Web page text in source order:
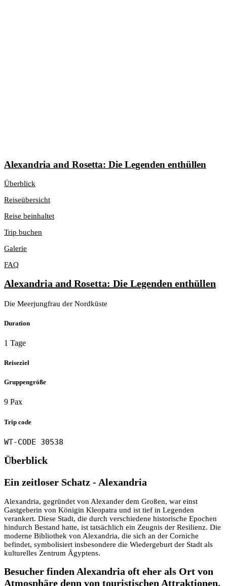
Alexandria and Rosetta: Die Legenden enthüllen
Überblick
Reiseübersicht
Reise beinhaltet
Trip buchen
Galerie
FAQ
Alexandria and Rosetta: Die Legenden enthüllen
Die Meerjungfrau der Nordküste
Duration
1 Tage
Reiseziel
Gruppengröße
9 Pax
Trip code
WT-CODE 30538
Überblick
Ein zeitloser Schatz - Alexandria
Alexandria, gegründet von Alexander dem Großen, war einst
Gastgeberin von Königin Kleopatra und ist tief in Legenden
verankert. Diese Stadt, die durch verschiedene historische Epochen
hindurch Bestand hatte, ist tatsächlich ein Zeugnis der Resilienz. Die
moderne Bibliothek von Alexandria, die sich an der Corniche
befindet, symbolisiert insbesondere die Wiedergeburt der Stadt als
kulturelles Zentrum Ägyptens.
Besucher finden Alexandria oft eher als Ort von
Atmosphäre denn von touristischen Attraktionen.